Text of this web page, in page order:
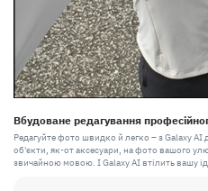
Вбудоване редагування
Редагуйте фото швидко й легко – з Galaxy
об'єкти, як-от аксесуари, на фото вашого
звичайною мовою. І Galaxy AI втілить вашу